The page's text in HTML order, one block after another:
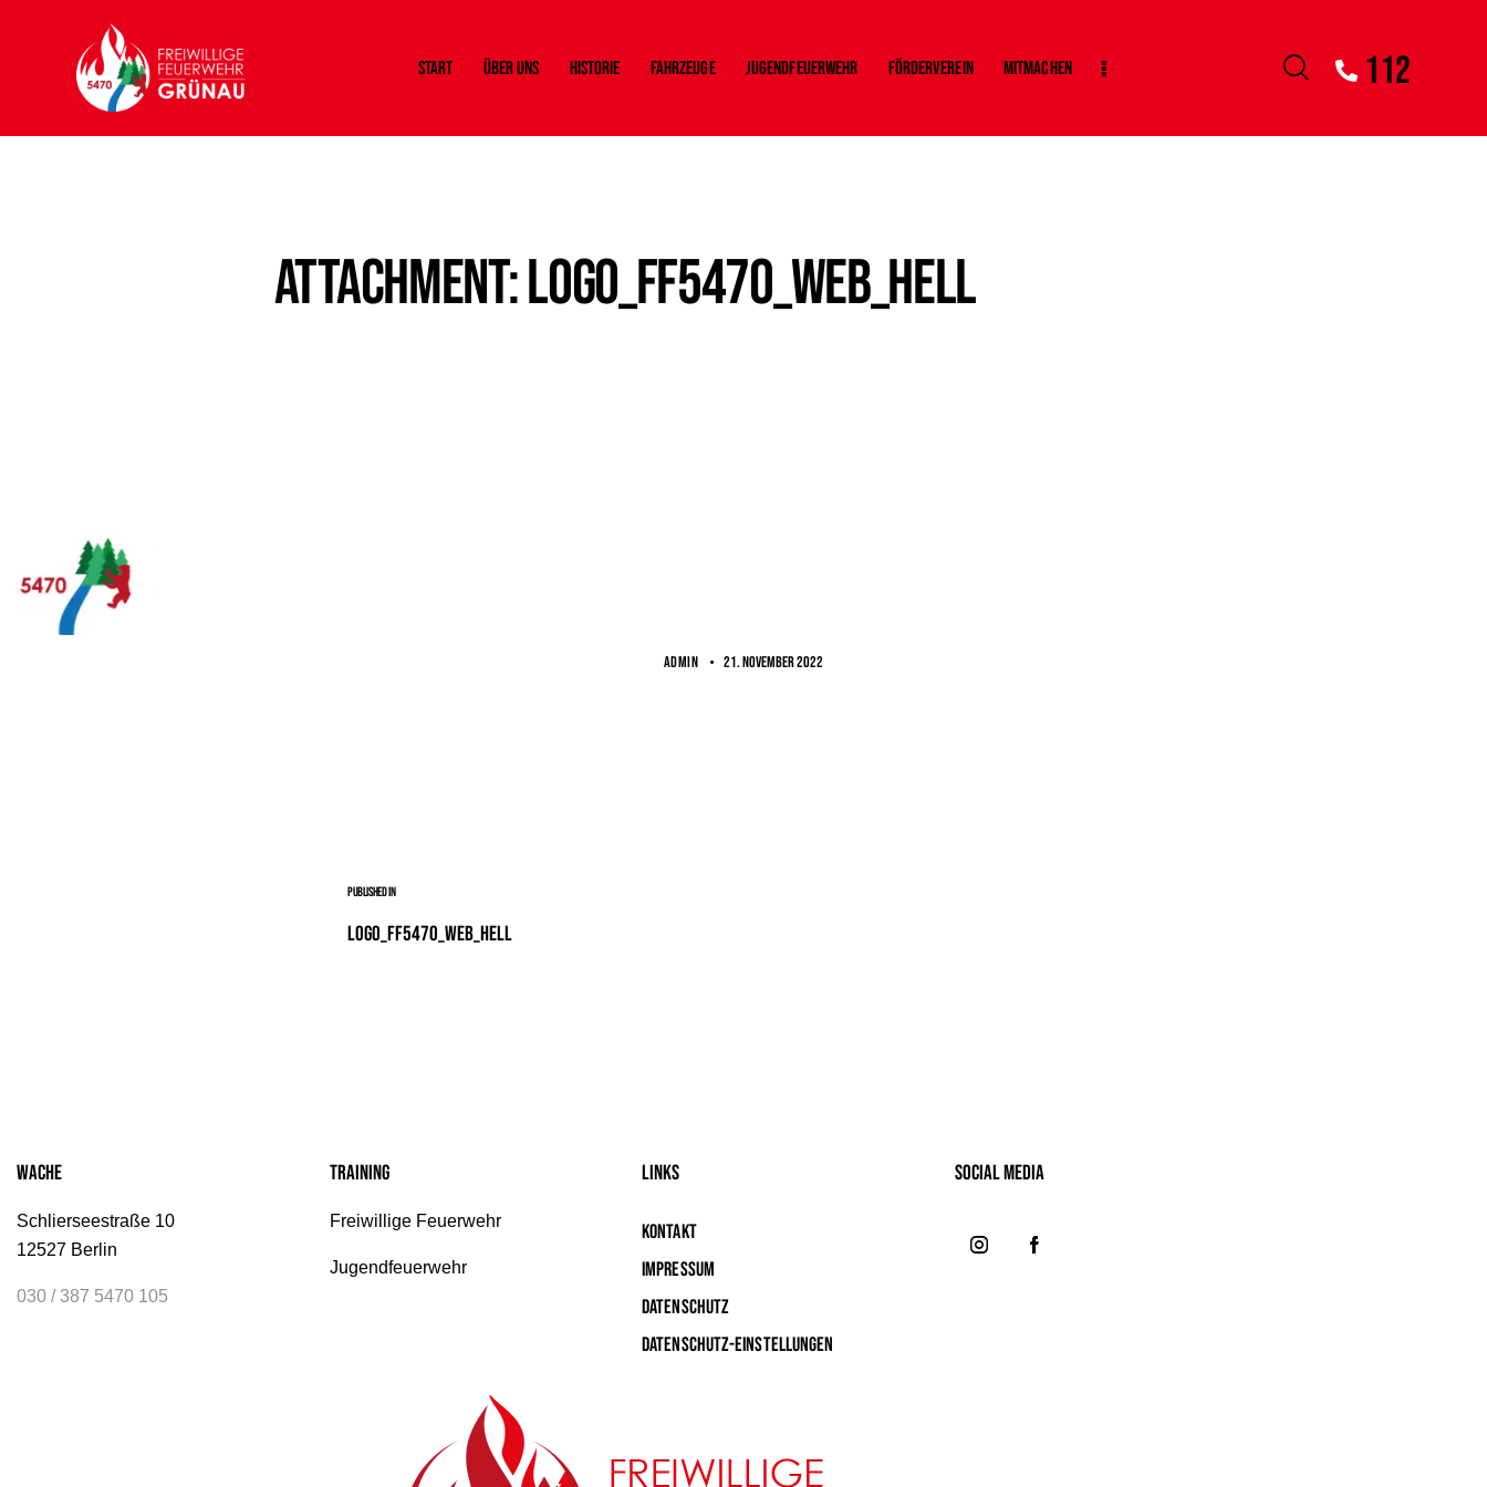
Start Über uns Historie Fahrzeuge Jugendfeuerwehr Förderverein Mitmachen 112
Attachment: Logo_FF5470_Web_hell
ADMIN 21. November 2022
Published in
Logo_FF5470_Web_hell
Wache
Schlierseestraße 10
12527 Berlin
030 / 387 5470 105
Training
Freiwillige Feuerwehr
Jugendfeuerwehr
Links
Kontakt
Impressum
Datenschutz
Datenschutz-Einstellungen
Social MeDIA